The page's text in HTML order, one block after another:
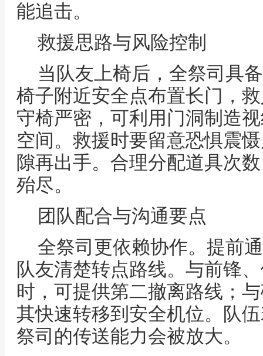
能追击。
救援思路与风险控制
当队友上椅后，全祭司具
椅子附近安全点布置长门，
守椅严密，可利用门洞制造
空间。救援时要留意恐惧震
隙再出手。合理分配道具次
殆尽。
团队配合与沟通要点
全祭司更依赖协作。提前
队友清楚转点路线。与前锋
时，可提供第二撤离路线；
其快速转移到安全机位。队
祭司的传送能力会被放大。